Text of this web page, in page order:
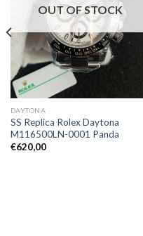
OUT OF STOCK
DAYTONA
SS Replica Rolex Daytona
M116500LN-0001 Panda
€620,00